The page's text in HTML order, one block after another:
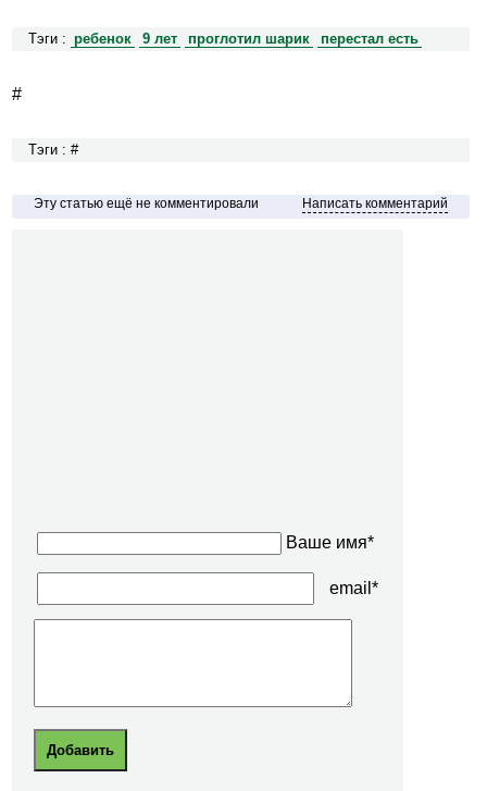
Тэги : ребенок 9 лет проглотил шарик перестал есть
#
Тэги : #
Эту статью ещё не комментировали Написать комментарий
Ваше имя*
email*